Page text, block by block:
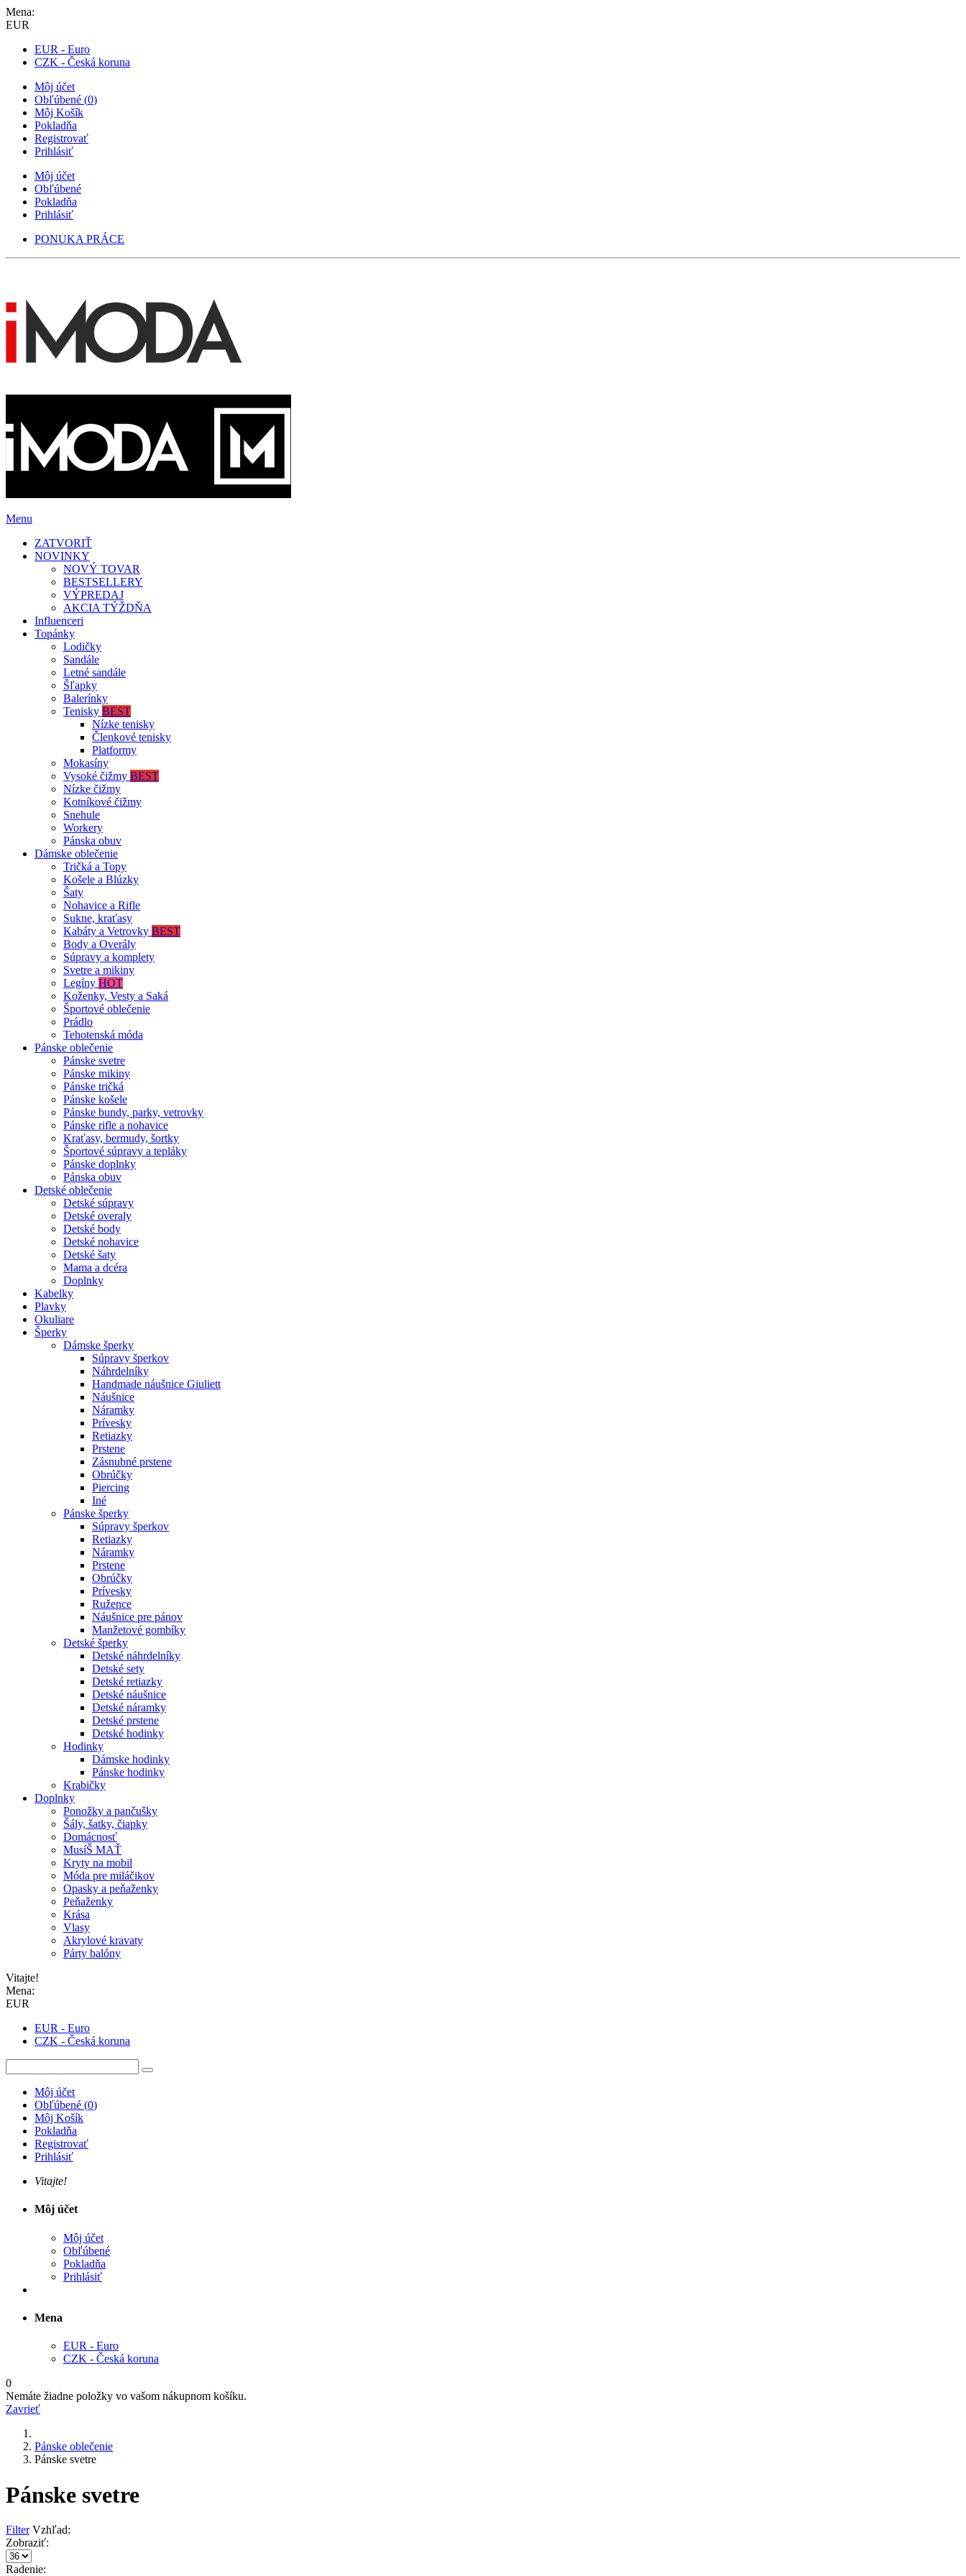
Mena:
EUR
EUR - Euro
CZK - Česká koruna
Môj účet
Obľúbené (0)
Môj Košík
Pokladňa
Registrovať
Prihlásiť
Môj účet
Obľúbené
Pokladňa
Prihlásiť
PONUKA PRÁCE
Menu
ZATVORIŤ
NOVINKY
NOVÝ TOVAR
BESTSELLERY
VÝPREDAJ
AKCIA TÝŽDŇA
Influenceri
Topánky
Lodičky
Sandále
Letné sandále
Šľapky
Balerínky
Tenisky BEST
Nízke tenisky
Členkové tenisky
Platformy
Mokasíny
Vysoké čižmy BEST
Nízke čižmy
Kotníkové čižmy
Snehule
Workery
Pánska obuv
Dámske oblečenie
Tričká a Topy
Košele a Blúzky
Šaty
Nohavice a Rifle
Sukne, kraťasy
Kabáty a Vetrovky BEST
Body a Overály
Súpravy a komplety
Svetre a mikiny
Legíny HOT
Koženky, Vesty a Saká
Športové oblečenie
Prádlo
Tehotenská móda
Pánske oblečenie
Pánske svetre
Pánske mikiny
Pánske tričká
Pánske košele
Pánske bundy, parky, vetrovky
Pánske rifle a nohavice
Kraťasy, bermudy, šortky
Športové súpravy a tepláky
Pánske doplnky
Pánska obuv
Detské oblečenie
Detské súpravy
Detské overaly
Detské body
Detské nohavice
Detské šaty
Mama a dcéra
Doplnky
Kabelky
Plavky
Okuliare
Šperky
Dámske šperky
Súpravy šperkov
Náhrdelníky
Handmade náušnice Giuliett
Náušnice
Náramky
Prívesky
Retiazky
Prstene
Zásnubné prstene
Obrúčky
Piercing
Iné
Pánske šperky
Súpravy šperkov
Retiazky
Náramky
Prstene
Obrúčky
Prívesky
Ružence
Náušnice pre pánov
Manžetové gombíky
Detské šperky
Detské náhrdelníky
Detské sety
Detské retiazky
Detské náušnice
Detské náramky
Detské prstene
Detské hodinky
Hodinky
Dámske hodinky
Pánske hodinky
Krabičky
Doplnky
Ponožky a pančušky
Šály, šatky, čiapky
Domácnosť
MusíŠ MAŤ
Kryty na mobil
Móda pre miláčikov
Opasky a peňaženky
Peňaženky
Krása
Vlasy
Akrylové kravaty
Párty balóny
Vitajte!
Mena:
EUR
EUR - Euro
CZK - Česká koruna
Môj účet
Obľúbené (0)
Môj Košík
Pokladňa
Registrovať
Prihlásiť
Vitajte!
Môj účet
Môj účet
Obľúbené
Pokladňa
Prihlásiť
Mena
EUR - Euro
CZK - Česká koruna
0
Nemáte žiadne položky vo vašom nákupnom košíku.
Zavrieť
Pánske oblečenie
Pánske svetre
Pánske svetre
Filter Vzhľad:
Zobraziť:
Radenie: